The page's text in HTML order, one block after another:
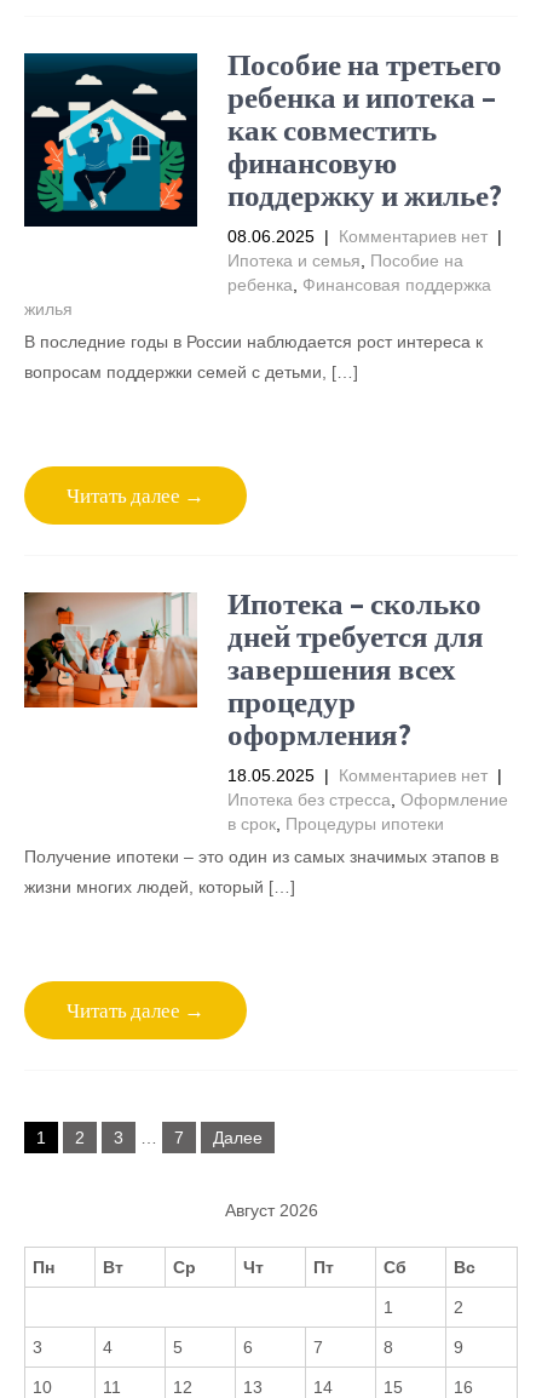
Пособие на третьего
ребенка и ипотека –
как совместить
финансовую
поддержку и жилье?
08.06.2025 | Комментариев нет |
Ипотека и семья
Пособие на
ребенка
Финансовая поддержка
жилья
В последние годы в России наблюдается рост интереса к
вопросам поддержки семей с детьми, […]
Читать далее →
Ипотека – сколько
дней требуется для
завершения всех
процедур
оформления?
18.05.2025 | Комментариев нет |
Ипотека без стресса Оформление
в срок, Процедуры ипотеки
Получение ипотеки – это один из самых значимых этапов в
жизни многих людей, который […]
Читать далее →
Пагинация
записей
1 2 3 7 Далее
Август 2026
Пн Вт Ср Чт Пт Сб Вс
1 2
3 4 5 6 7 8 9
10 11 12 13 14 15 16